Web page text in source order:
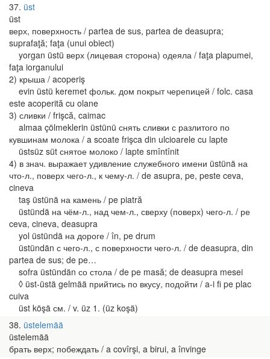
37 üst
üst
верх, поверхность / partea de sus, partea de deasupra;
suprafaţă; faţa (unui obiect)
yorgan üstü верх (лицевая сторона) одеяла / faţa plapumei,
faţa iorganului
2) крыша / acoperiş
evin üstü keremet фольк. дом покрыт черепицей / folc. casa
este acoperită cu olane
3) сливки / frişcă, caimac
almaa çölmeklerin üstünü снять сливки с разлитого по
кувшинам молока / a scoate frişca din ulcioarele cu lapte
üstsüz süt снятое молоко / lapte smîntînit
4) в знач. выражает удивление служебного имени üstünä на
что-л., поверх чего-л., к чему-л. / de asupra, pe, peste ceva,
cineva
taş üstünä на камень / pe piatră
üstündä на чём-л., над чем-л., сверху (поверх) чего-л. / ре
ceva, cineva, deasupra
yol üstündä на дороге / în, pe drum
üstündän с чего-л., с поверхности чего-л. / de deasupra, din
partea de sus; de pe…
sofra üstündän со стола / de pe masă; de deasupra mesei
◊ üst-üstä gelmää прийтись по вкусу, подойти / a-i fi pe plac
cuiva
üst köşä см. / v. üz 1. (üz koşä)
38 üstelemää
üstelemää
брать верх; побеждать / a covîrşi, a birui, a învinge